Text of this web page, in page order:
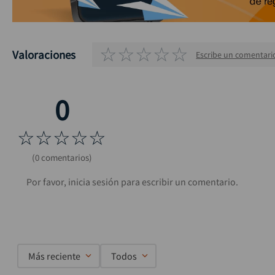
Valoraciones ☆☆☆☆☆ Escribe un
☆☆☆☆☆
(0 comentarios)
Más reciente Todos